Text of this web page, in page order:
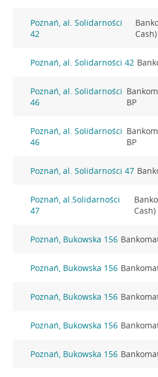
Poznań, al. Solidarności
42
Cash)
Poznań, al. Solidarności 42
Poznań, al. Solidarności
46
BP
Poznań, al. Solidarności
46
BP
Poznań, al. Solidarności 47
Poznań, al.Solidarności
47
Cash)
Poznań, Bukowska 156
Poznań, Bukowska 156
Poznań, Bukowska 156
Poznań, Bukowska 156
Poznań, Bukowska 156